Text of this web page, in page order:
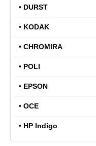
• DURST
• KODAK
• CHROMIRA
• POLI
• EPSON
• OCE
• HP Indigo